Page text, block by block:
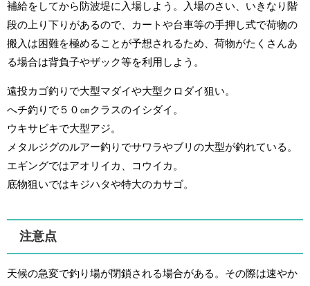
補給をしてから防波堤に入場しよう。入場のさい、いきなり階
段の上り下りがあるので、カートや台車等の手押し式で荷物の
搬入は困難を極めることが予想されるため、荷物がたくさんあ
る場合は背負子やザック等を利用しよう。
遠投カゴ釣りで大型マダイや大型クロダイ狙い。
へチ釣りで５０㎝クラスのイシダイ。
ウキサビキで大型アジ。
メタルジグのルアー釣りでサワラやブリの大型が釣れている。
エギングではアオリイカ、コウイカ。
底物狙いではキジハタや特大のカサゴ。
注意点
天候の急変で釣り場が閉鎖される場合がある。その際は速やか